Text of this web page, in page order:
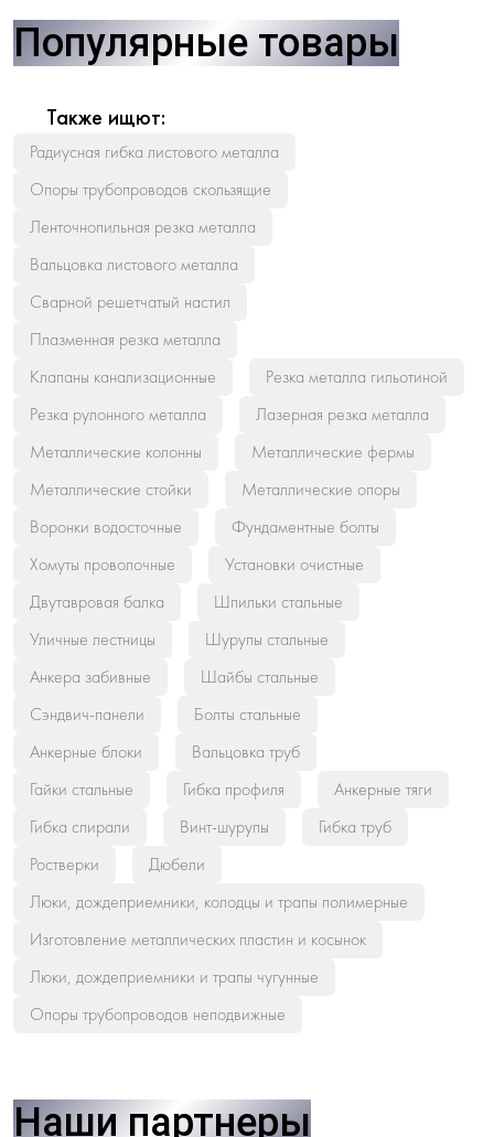
Популярные товары
Также ищют:
Радиусная гибка листового металла
Опоры трубопроводов скользящие
Ленточнопильная резка металла
Вальцовка листового металла
Сварной решетчатый настил
Плазменная резка металла
Клапаны канализационные
Резка металла гильотиной
Резка рулонного металла
Лазерная резка металла
Металлические колонны
Металлические фермы
Металлические стойки
Металлические опоры
Воронки водосточные
Фундаментные болты
Хомуты проволочные
Установки очистные
Двутавровая балка
Шпильки стальные
Уличные лестницы
Шурупы стальные
Анкера забивные
Шайбы стальные
Сэндвич-панели
Болты стальные
Анкерные блоки
Вальцовка труб
Гайки стальные
Гибка профиля
Анкерные тяги
Гибка спирали
Винт-шурупы
Гибка труб
Ростверки
Дюбели
Люки, дождеприемники, колодцы и трапы полимерные
Изготовление металлических пластин и косынок
Люки, дождеприемники и трапы чугунные
Опоры трубопроводов неподвижные
Наши партнеры